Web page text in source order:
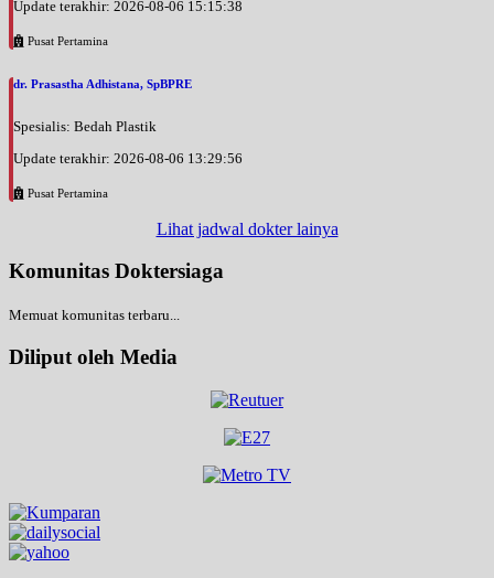
Update terakhir: 2026-08-06 15:15:38
Pusat Pertamina
dr. Prasastha Adhistana, SpBPRE
Spesialis: Bedah Plastik
Update terakhir: 2026-08-06 13:29:56
Pusat Pertamina
Lihat jadwal dokter lainya
Komunitas Doktersiaga
Memuat komunitas terbaru...
Diliput oleh Media